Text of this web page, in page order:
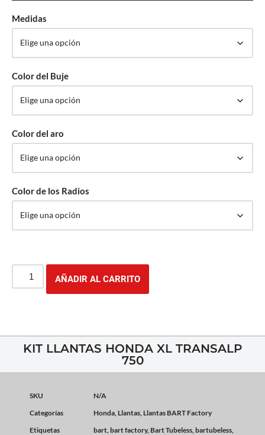
Medidas
Color del Buje
Color del aro
Color de los Radios
AÑADIR AL CARRITO
KIT LLANTAS HONDA XL TRANSALP
750
SKU
N/A
Categorías
Honda, Llantas, Llantas BART Factory
Etiquetas
bart,bart factory, Bart Tubeless,bartubeless,